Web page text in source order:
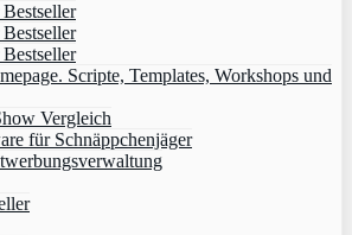
Scripte, Templates, Workshops und
Vergleich
für Schnäppchenjäger